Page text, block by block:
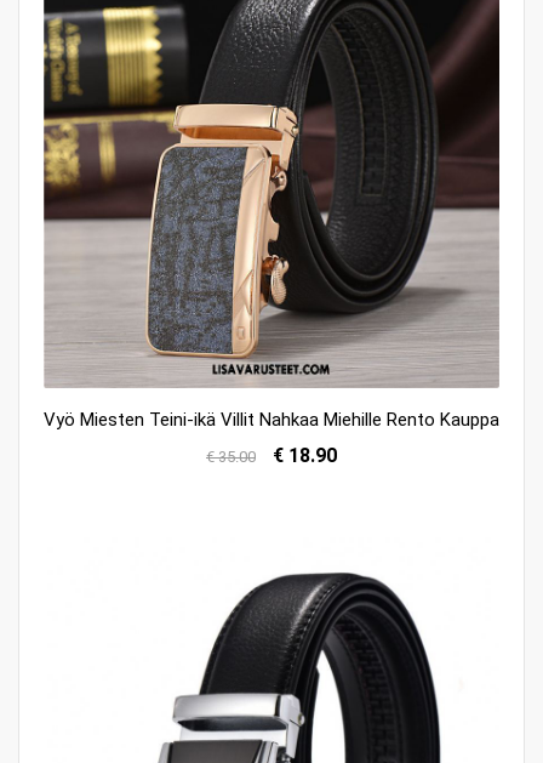
Vyö Miesten Teini-ikä Villit Nahkaa Miehille Rento Kauppa
€ 35.00 € 18.90